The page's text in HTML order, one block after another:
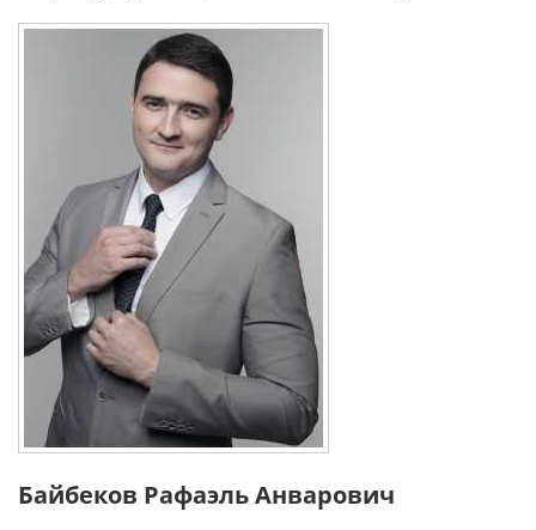
Байбеков Рафаэль Анварович